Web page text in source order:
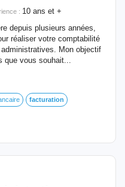
: 10 ans et +
depuis plusieurs années,
réaliser votre comptabilité
Mon objectif
que vous souhait...
facturation